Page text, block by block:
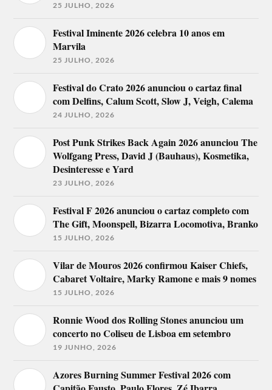
25 JULHO, 2026
Festival Iminente 2026 celebra 10 anos em
Marvila
25 JULHO, 2026
Festival do Crato 2026 anunciou o cartaz final
com Delfins, Calum Scott, Slow J, Veigh, Calema
24 JULHO, 2026
Post Punk Strikes Back Again 2026 anunciou The
Wolfgang Press, David J (Bauhaus), Kosmetika,
Desinteresse e Yard
23 JULHO, 2026
Festival F 2026 anunciou o cartaz completo com
The Gift, Moonspell, Bizarra Locomotiva, Branko
15 JULHO, 2026
Vilar de Mouros 2026 confirmou Kaiser Chiefs,
Cabaret Voltaire, Marky Ramone e mais 9 nomes
15 JULHO, 2026
Ronnie Wood dos Rolling Stones anunciou um
concerto no Coliseu de Lisboa em setembro
19 JUNHO, 2026
Azores Burning Summer Festival 2026 com